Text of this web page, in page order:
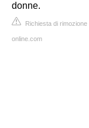
donne.
Richiesta di rimozione
online.com